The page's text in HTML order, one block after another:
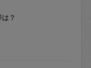
場合、毎週定
月1回までキャ
？